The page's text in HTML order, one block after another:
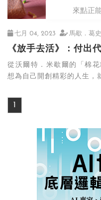
來點正
七月 04, 2023 馬歇．葛
《放手去活》：付出
從沃爾特．米歇爾的「棉
想為自己開創精彩的人生，
1